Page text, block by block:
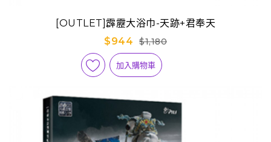
[OUTLET]霹靂大浴巾-天跡+君奉天
$944
$1,180
加入購物車